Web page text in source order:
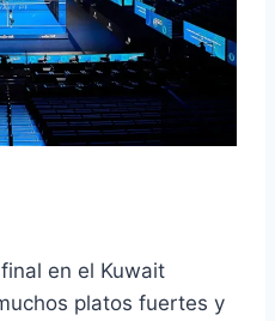
en el Kuwait
platos fuertes y